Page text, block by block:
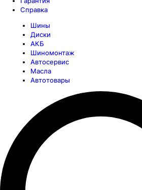
Справка
Шины
Диски
АКБ
Шиномонтаж
Автосервис
Масла
Автотовары